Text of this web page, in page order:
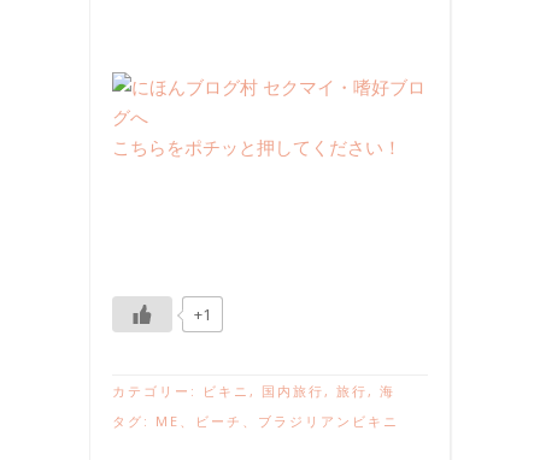
こちらをポチッと押してください！
+1
カテゴリー: ビキニ , 国内旅行 , 旅行 , 海
タグ: ME ビーチ ブラジリアンビキニ